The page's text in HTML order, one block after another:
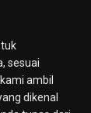
sesuai
ambil
dikenal